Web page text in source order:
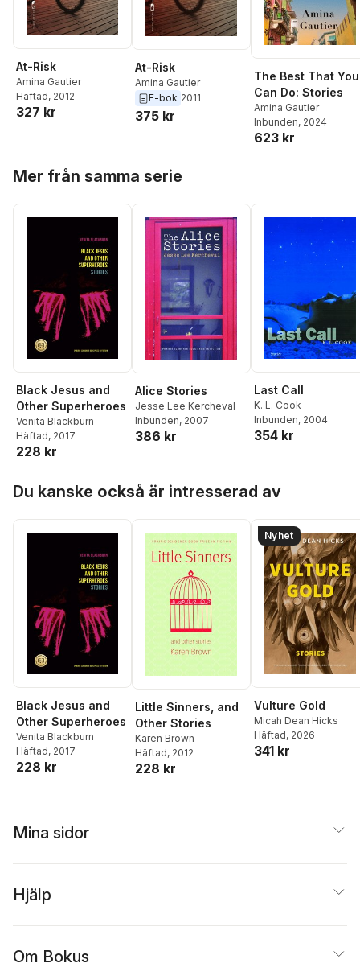
At-Risk
Amina Gautier
Häftad, 2012
327 kr
At-Risk
Amina Gautier
E-bok 2011
375 kr
The Best That You
Can Do: Stories
Amina Gautier
Inbunden, 2024
623 kr
Mer från samma serie
Black Jesus and
Other Superheroes
Venita Blackburn
Häftad, 2017
228 kr
Alice Stories
Jesse Lee Kercheval
Inbunden, 2007
386 kr
Last Call
K. L. Cook
Inbunden, 2004
354 kr
Du kanske också är intresserad av
Black Jesus and
Other Superheroes
Venita Blackburn
Häftad, 2017
228 kr
Little Sinners, and
Other Stories
Karen Brown
Häftad, 2012
228 kr
Nyhet
Vulture Gold
Micah Dean Hicks
Häftad, 2026
341 kr
Mina sidor
Hjälp
Om Bokus